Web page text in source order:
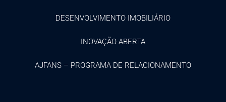
DESENVOLVIMENTO IMOBILIÁRIO
INOVAÇÃO ABERTA
AJFANS – PROGRAMA DE RELACIONAMENTO